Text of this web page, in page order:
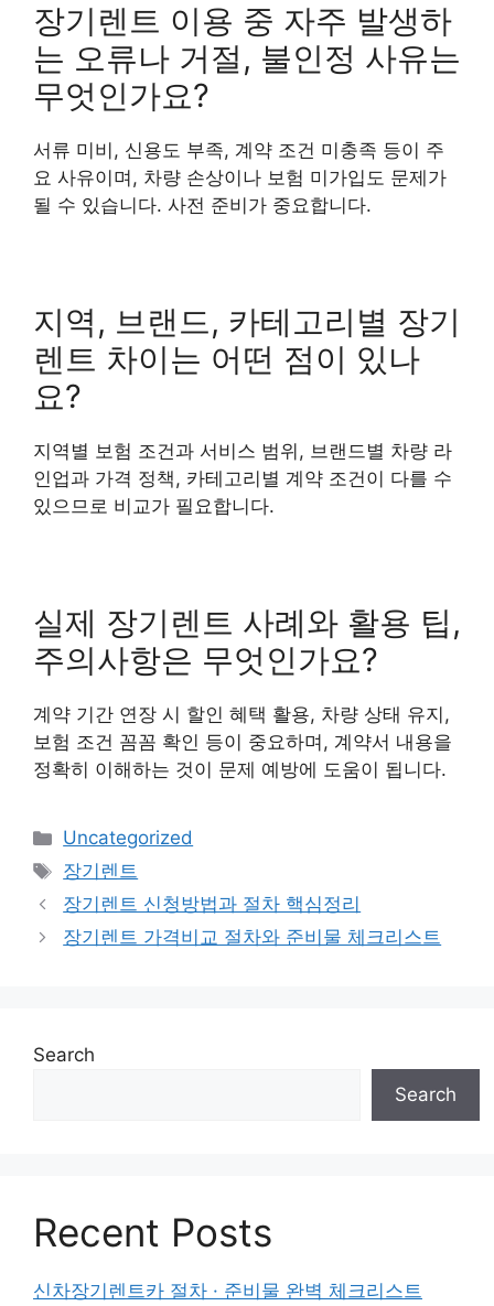
장기렌트 이용 중 자주 발생하
는 오류나 거절, 불인정 사유는
무엇인가요?
서류 미비, 신용도 부족, 계약 조건 미충족 등이 주
요 사유이며, 차량 손상이나 보험 미가입도 문제가
될 수 있습니다. 사전 준비가 중요합니다.
지역, 브랜드, 카테고리별 장기
렌트 차이는 어떤 점이 있나
요?
지역별 보험 조건과 서비스 범위, 브랜드별 차량 라
인업과 가격 정책, 카테고리별 계약 조건이 다를 수
있으므로 비교가 필요합니다.
실제 장기렌트 사례와 활용 팁,
주의사항은 무엇인가요?
계약 기간 연장 시 할인 혜택 활용, 차량 상태 유지,
보험 조건 꼼꼼 확인 등이 중요하며, 계약서 내용을
정확히 이해하는 것이 문제 예방에 도움이 됩니다.
Categories
Uncategorized
Tags
장기렌트
장기렌트 신청방법과 절차 핵심정리
장기렌트 가격비교 절차와 준비물 체크리스트
Search
Search
Recent Posts
신차장기렌트카 절차 · 준비물 완벽 체크리스트